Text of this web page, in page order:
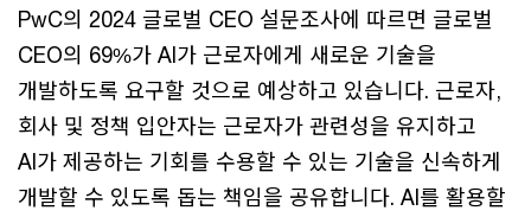
PwC의 2024 글로벌 CEO 설문조사에 따르면 글로벌
CEO의 69%가 AI가 근로자에게 새로운 기술을
개발하도록 요구할 것으로 예상하고 있습니다. 근로자,
회사 및 정책 입안자는 근로자가 관련성을 유지하고
AI가 제공하는 기회를 수용할 수 있는 기술을 신속하게
개발할 수 있도록 돕는 책임을 공유합니다. AI를 활용할